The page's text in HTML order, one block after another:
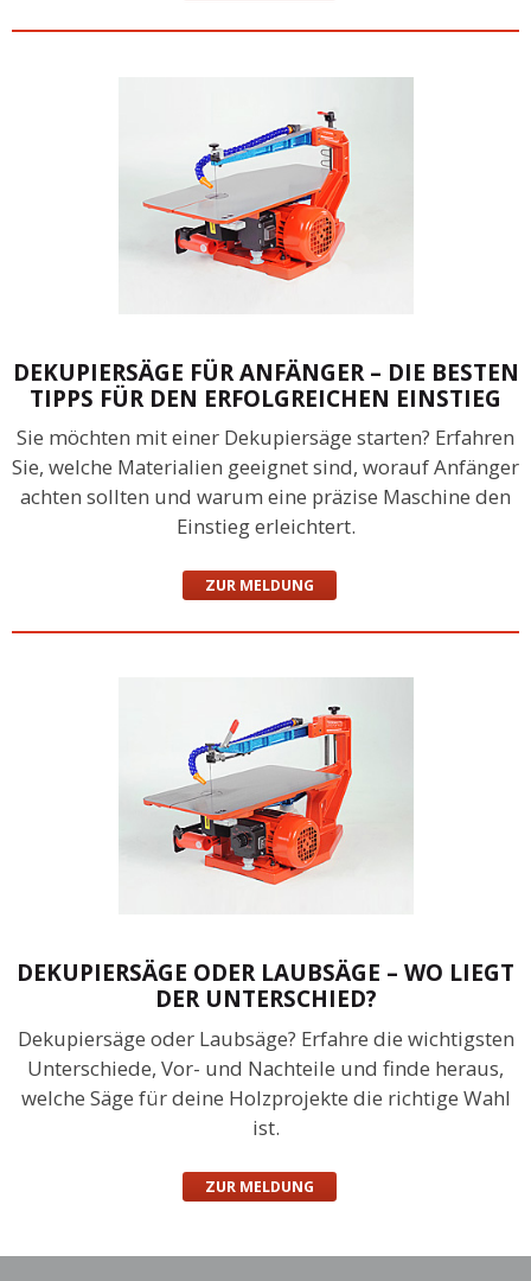
DEKUPIERSÄGE FÜR ANFÄNGER – DIE BESTEN
TIPPS FÜR DEN ERFOLGREICHEN EINSTIEG
Sie möchten mit einer Dekupiersäge starten? Erfahren
Sie, welche Materialien geeignet sind, worauf Anfänger
achten sollten und warum eine präzise Maschine den
Einstieg erleichtert.
ZUR MELDUNG
DEKUPIERSÄGE ODER LAUBSÄGE – WO LIEGT
DER UNTERSCHIED?
Dekupiersäge oder Laubsäge? Erfahre die wichtigsten
Unterschiede, Vor- und Nachteile und finde heraus,
welche Säge für deine Holzprojekte die richtige Wahl
ist.
ZUR MELDUNG